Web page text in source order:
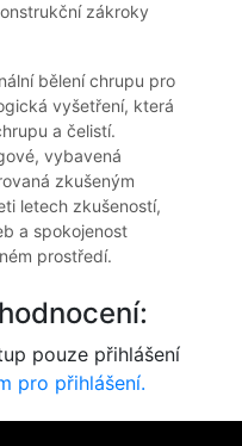
zákroky
bělení chrupu pro
vyšetření, která
a čelistí.
vybavená
zkušeným
letech zkušeností,
a spokojenost
prostředí.
pouze přihlášení
pro přihlášení.